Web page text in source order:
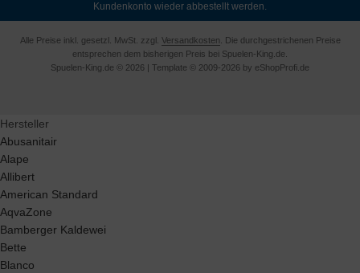
Kundenkonto wieder abbestellt werden.
Alle Preise inkl. gesetzl. MwSt. zzgl. Versandkosten . Die durchgestrichenen Preise
entsprechen dem bisherigen Preis bei Spuelen-King.de.
Spuelen-King.de © 2026 | Template © 2009-2026 by eShopProfi.de
Hersteller
Abusanitair
Alape
Allibert
American Standard
AqvaZone
Bamberger Kaldewei
Bette
Blanco